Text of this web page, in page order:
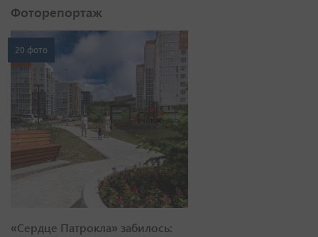
Фоторепортаж
20 фото
«Сердце Патрокла» забилось: